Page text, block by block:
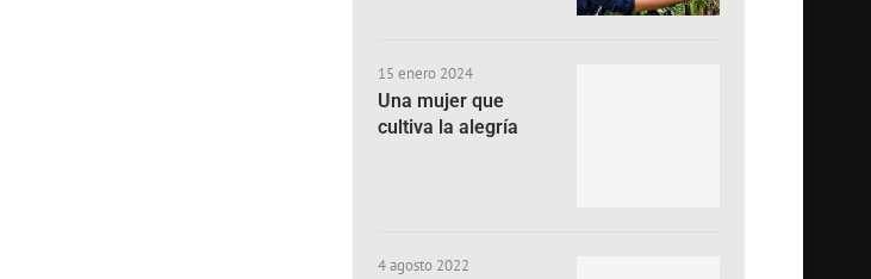
15 enero 2024
Una mujer que
cultiva la alegría
4 agosto 2022